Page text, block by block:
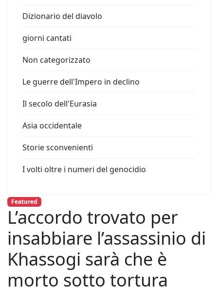
Dizionario del diavolo
giorni cantati
Non categorizzato
Le guerre dell'Impero in declino
Il secolo dell'Eurasia
Asia occidentale
Storie sconvenienti
I volti oltre i numeri del genocidio
Featured
L’accordo trovato per
insabbiare l’assassinio di
Khassogi sarà che è
morto sotto tortura